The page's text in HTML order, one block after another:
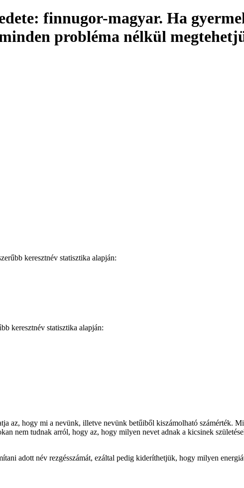
finnugor-magyar. Ha
probléma nélkül
keresztnév statisztika alapján:
keresztnév statisztika alapján:
az, hogy mi a nevünk, illetve nevünk betűiből kiszámolható számérték.
nem tudnak arról, hogy az, hogy milyen nevet adnak a kicsinek
adott név rezgésszámát, ezáltal pedig kideríthetjük, hogy milyen